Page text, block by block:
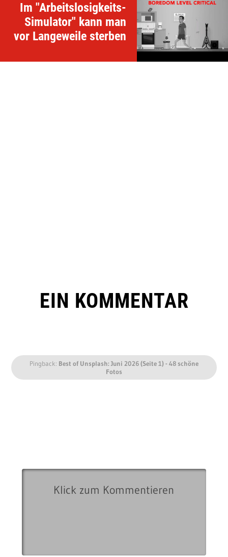
Im "Arbeitslosigkeits-
Simulator" kann man
vor Langeweile sterben
EIN KOMMENTAR
Pingback: Best of Unsplash: Juni 2026 (Seite 1) - 48 schöne
Fotos